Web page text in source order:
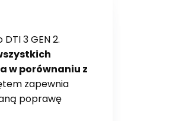
3 GEN 2.
w porównaniu z
zapewnia
poprawę